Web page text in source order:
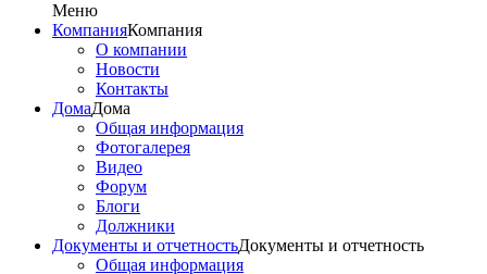
Меню
КомпанияКомпания
О компании
Новости
Контакты
ДомаДома
Общая информация
Фотогалерея
Видео
Форум
Блоги
Должники
Документы и отчетностьДокументы и отчетность
Общая информация